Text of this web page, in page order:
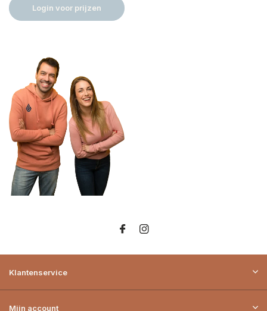
Login voor prijzen
Klantenservice
Mijn account